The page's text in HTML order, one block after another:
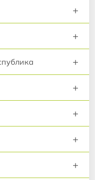
+
+
+
+
+
+
+